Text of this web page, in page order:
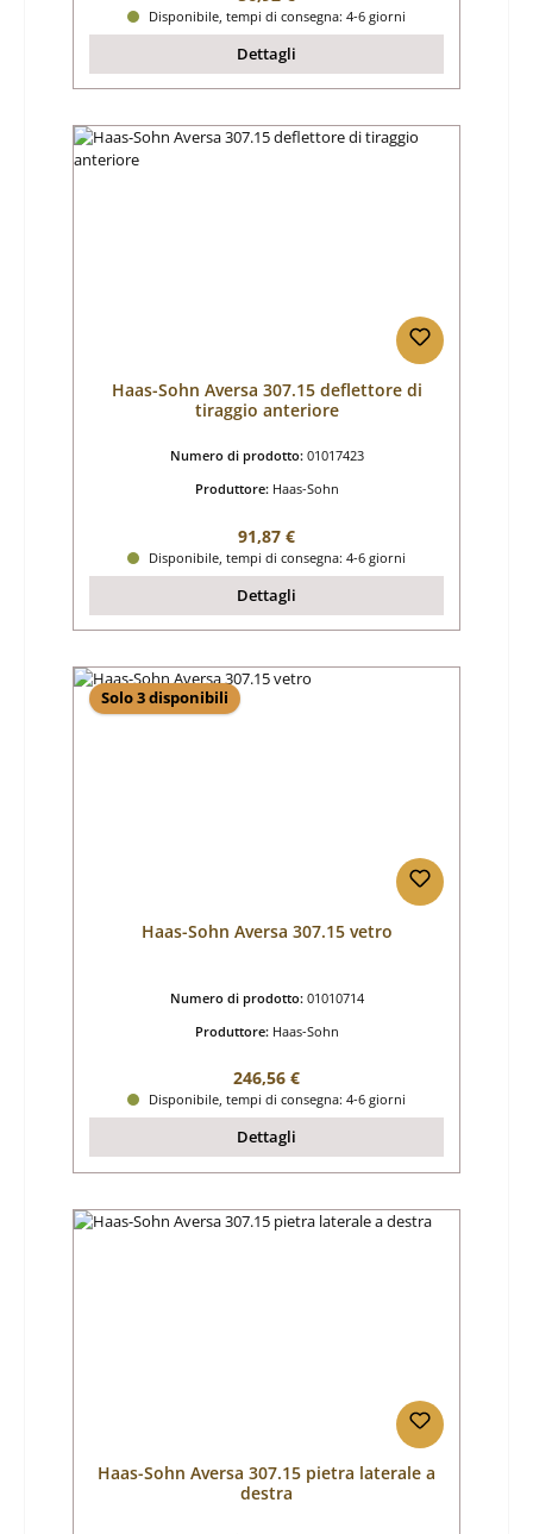
Disponibile, tempi di consegna: 4-6 giorni
Dettagli
Haas-Sohn Aversa 307.15 deflettore di
tiraggio anteriore
Numero di prodotto: 01017423
Produttore: Haas-Sohn
Prezzo normale:
91,87 €
Disponibile, tempi di consegna: 4-6 giorni
Dettagli
Solo 3 disponibili
Haas-Sohn Aversa 307.15 vetro
Numero di prodotto: 01010714
Produttore: Haas-Sohn
Prezzo normale:
246,56 €
Disponibile, tempi di consegna: 4-6 giorni
Dettagli
Haas-Sohn Aversa 307.15 pietra laterale a
destra